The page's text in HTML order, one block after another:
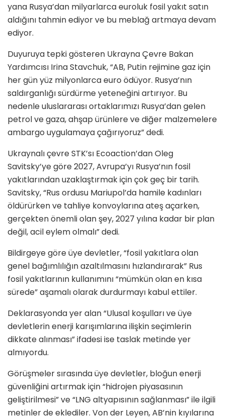
yana Rusya’dan milyarlarca euroluk fosil yakıt satın
aldığını tahmin ediyor ve bu meblağ artmaya devam
ediyor.
Duyuruya tepki gösteren Ukrayna Çevre Bakan
Yardımcısı Irina Stavchuk, “AB, Putin rejimine gaz için
her gün yüz milyonlarca euro ödüyor. Rusya’nın
saldırganlığı sürdürme yeteneğini artırıyor. Bu
nedenle uluslararası ortaklarımızı Rusya’dan gelen
petrol ve gaza, ahşap ürünlere ve diğer malzemelere
ambargo uygulamaya çağırıyoruz” dedi.
Ukraynalı çevre STK’sı Ecoaction’dan Oleg
Savitsky’ye göre 2027, Avrupa’yı Rusya’nın fosil
yakıtlarından uzaklaştırmak için çok geç bir tarih.
Savitsky, “Rus ordusu Mariupol’da hamile kadınları
öldürürken ve tahliye konvoylarına ateş açarken,
gerçekten önemli olan şey, 2027 yılına kadar bir plan
değil, acil eylem olmalı” dedi.
Bildirgeye göre üye devletler, “fosil yakıtlara olan
genel bağımlılığın azaltılmasını hızlandırarak” Rus
fosil yakıtlarının kullanımını “mümkün olan en kısa
sürede” aşamalı olarak durdurmayı kabul ettiler.
Deklarasyonda yer alan “Ulusal koşulları ve üye
devletlerin enerji karışımlarına ilişkin seçimlerin
dikkate alınması” ifadesi ise taslak metinde yer
almıyordu.
Görüşmeler sırasında üye devletler, bloğun enerji
güvenliğini artırmak için “hidrojen piyasasının
geliştirilmesi” ve “LNG altyapısının sağlanması” ile ilgili
metinler de eklediler. Von der Leyen, AB’nin kıyılarına